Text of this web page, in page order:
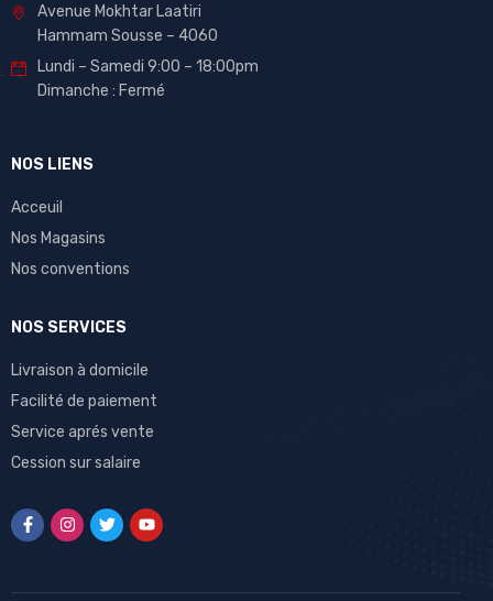
Avenue Mokhtar Laatiri
Hammam Sousse – 4060
Lundi – Samedi 9:00 – 18:00pm
Dimanche : Fermé
NOS LIENS
Acceuil
Nos Magasins
Nos conventions
NOS SERVICES
Livraison à domicile
Facilité de paiement
Service aprés vente
Cession sur salaire